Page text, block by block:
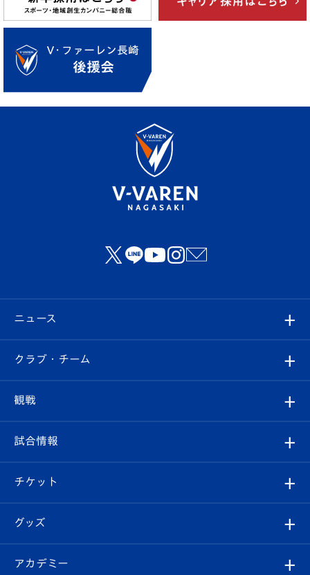
ニュース
すべて
クラブ
試合情報
チケット
イベント
クラブ・チーム
クラブ概要
エンブレム紹介
スタッフプロフィール
観戦
観戦ルール
はじめての観戦ガイド
Revive Team
試合情報
試合日程/結果
フォトギャラリー
チケット
チケット
グッズ
オンラインショップ
アカデミー